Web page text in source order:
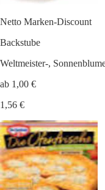
Netto Marken-Discount
Backstube
Weltmeister-,
ab 1,00 €
1,56 €